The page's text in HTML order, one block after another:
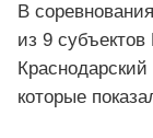
В
из 9
которые